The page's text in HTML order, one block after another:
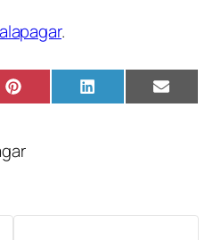
.
Compartir
en
PinterestCompartir
en
LinkedIn
en
Email